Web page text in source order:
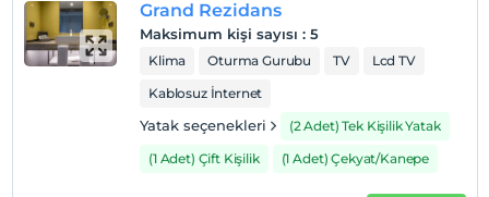
Grand Rezidans
Maksimum kişi sayısı : 5
Klima Oturma Gurubu TV
Lcd TV
Kablosuz İnternet
Yatak seçenekleri
(2 Adet) Tek Kişilik Yatak
(1 Adet) Çift Kişilik
(1 Adet) Çekyat/Kanepe